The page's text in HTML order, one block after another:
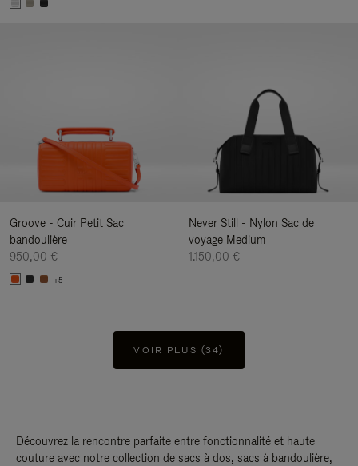
Groove - Cuir Petit Sac
bandoulière
950,00 €
+5
Never Still - Nylon Sac de
voyage Medium
1.150,00 €
VOIR PLUS (34)
Découvrez la rencontre parfaite entre fonctionnalité et haute
couture avec notre collection de sacs à dos, sacs à bandoulière,